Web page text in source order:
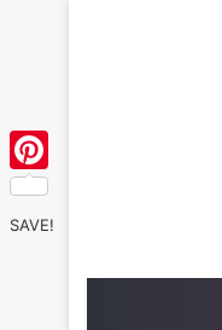
Pinterest
SAVE!